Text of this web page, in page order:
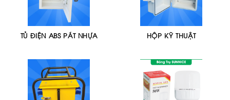
TỦ ĐIỆN ABS PÁT NHỰA HỘP KỸ THUẬT